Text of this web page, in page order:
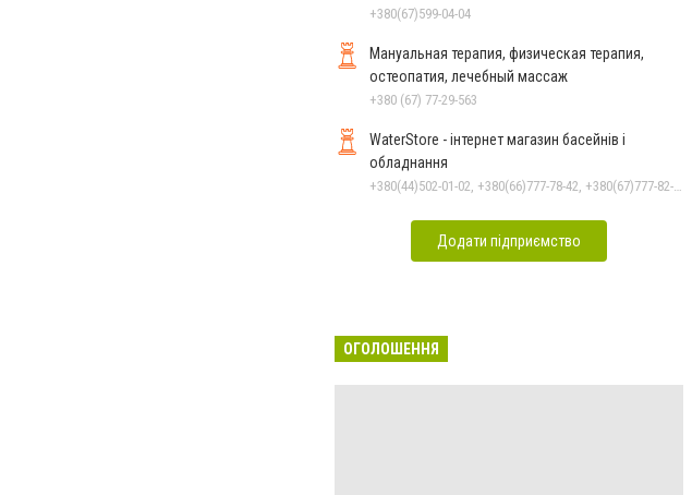
+380(67)599-04-04
Мануальная терапия, физическая терапия,
остеопатия, лечебный массаж
+380 (67) 77-29-563
WaterStore - інтернет магазин басейнів і
обладнання
Додати підприємство
ОГОЛОШЕННЯ